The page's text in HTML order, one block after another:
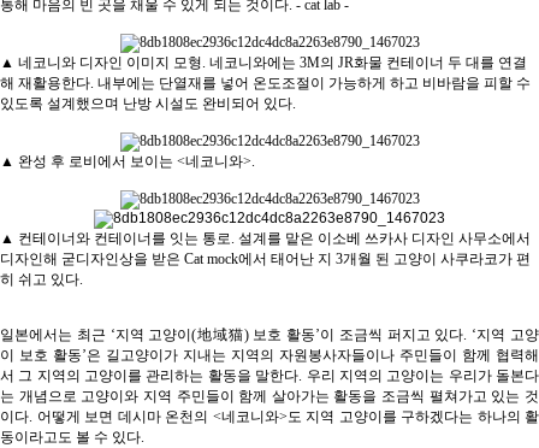
통해 마음의 빈 곳을 채울 수 있게 되는 것이다. - cat lab -
▲ 네코니와 디자인 이미지 모형. 네코니와에는 3M의 JR화물 컨테이너 두 대를 연결
해 재활용한다. 내부에는 단열재를 넣어 온도조절이 가능하게 하고 비바람을 피할 수
있도록 설계했으며 난방 시설도 완비되어 있다.
▲ 완성 후 로비에서 보이는 <네코니와>.
▲ 컨테이너와 컨테이너를 잇는 통로. 설계를 맡은 이소베 쓰카사 디자인 사무소에서
디자인해 굳디자인상을 받은 Cat mock에서 태어난 지 3개월 된 고양이 사쿠라코가 편
히 쉬고 있다.
일본에서는 최근 ‘지역 고양이(地域猫) 보호 활동’이 조금씩 퍼지고 있다. ‘지역 고양
이 보호 활동’은 길고양이가 지내는 지역의 자원봉사자들이나 주민들이 함께 협력해
서 그 지역의 고양이를 관리하는 활동을 말한다. 우리 지역의 고양이는 우리가 돌본다
는 개념으로 고양이와 지역 주민들이 함께 살아가는 활동을 조금씩 펼쳐가고 있는 것
이다. 어떻게 보면 데시마 온천의 <네코니와>도 지역 고양이를 구하겠다는 하나의 활
동이라고도 볼 수 있다.